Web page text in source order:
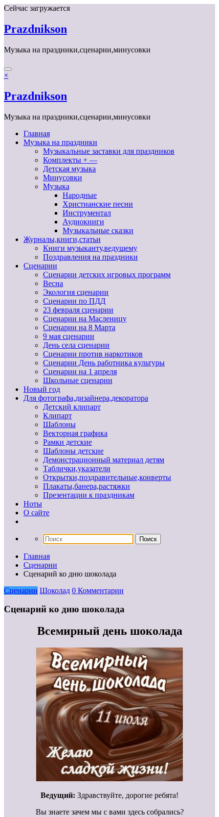
Перейти
содержимому
Сейчас загружается
Prazdnikson
Музыка на праздники,сценарии,минусовки
×
Prazdnikson
Музыка на праздники,сценарии,минусовки
Главная
Музыка на праздники
Музыкальные заставки для праздников
Комплекты + —
Детская музыка
Минусовки
Музыка
Народные
Христианские песни
Инструментал
Аудиокниги
Музыкальные сказки
Журналы,книги,статьи
Книги музыканту,ведущему
Поздравления на праздники
Сценарии
Сценарии детских игровых программ
Весна
Экология сценарии
Сценарии по ПДД
23 февраля сценарии
Сценарии на Масленицу
Сценарии на 8 Марта
9 мая сценарии
День села сценарии
Сценарии против наркотиков
Сценарии День работника культуры
Сценарии на 1 апреля
Школьные сценарии
Новый год
Для фотографа,дизайнера,декоратора
Детский клипарт
Клипарт
Шаблоны
Векторная графика
Рамки детские
Шаблоны детские
Демонстрационный материал детям
Таблички,указатели
Открытки,поздравительные,конверты
Плакаты,банера,растяжки
Презентации к праздникам
Ноты
О сайте
Главная
Сценарии
Сценарий ко дню шоколада
Сценарии Шоколад 0 Комментарии
Сценарий ко дню шоколада
Всемирный день шоколада
Ведущий: Здравствуйте, дорогие ребята!
Вы знаете зачем мы с вами здесь собрались?